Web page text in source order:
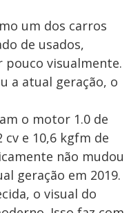
um dos carros
de usados,
pouco visualmente.
a atual geração, o
o motor 1.0 de
e 10,6 kgfm de
não mudou
geração em 2019.
o visual do